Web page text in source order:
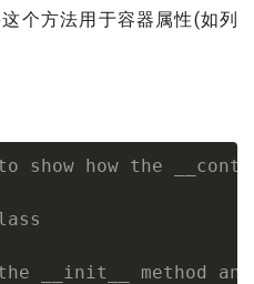
个方法用于容器属性(如列
show how the
__init__ method